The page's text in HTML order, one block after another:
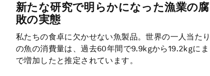
新たな研究で明らかになった漁業の腐
敗の実態
私たちの食卓に欠かせない魚製品。世界の一人当たり
の魚の消費量は、過去60年間で9.9kgから19.2kgにま
で増加したと推定されています。